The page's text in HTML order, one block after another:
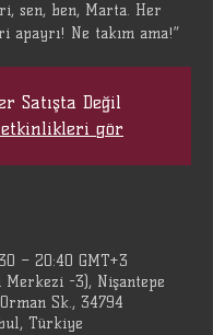
sen, ben, Marta. Her
Satışta Değil
etkinlikleri gör
– 20:40 GMT+3
Merkezi -3), Nişantepe
Sk., 34794
Türkiye